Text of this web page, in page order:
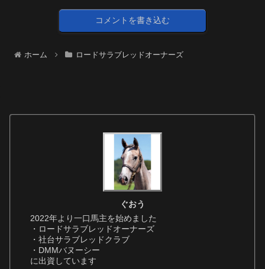
コメントを書き込む
ホーム ロードサラブレッドオーナーズ
ぐおう
2022年より一口馬主を始めました
・ロードサラブレッドオーナーズ
・社台サラブレッドクラブ
・DMMバヌーシー
に出資しています